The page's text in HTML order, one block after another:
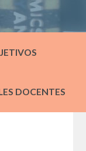
DOCENTES